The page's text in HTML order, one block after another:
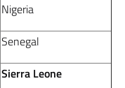
Nigeria
Senegal
Sierra Leone